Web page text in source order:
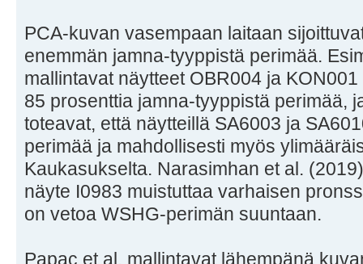
PCA-kuvan vasempaan laitaan
enemmän jamna-tyyppistä perimää.
mallintavat näytteet OBR004 ja
85 prosenttia jamna-tyyppistä perimää,
toteavat, että näytteillä SA6003 ja
perimää ja mahdollisesti myös
Kaukasukselta. Narasimhan et al.
näyte I0983 muistuttaa varhaisen
on vetoa WSHG-perimän suuntaan.
Papac et al. mallintavat lähempänä